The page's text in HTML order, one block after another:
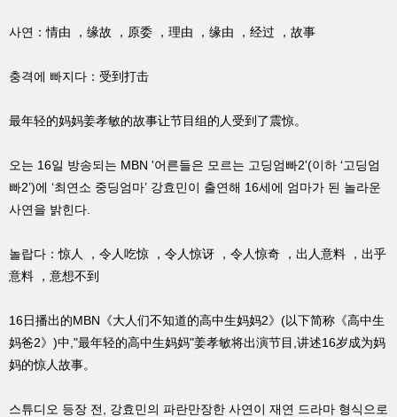
사연：情由 ，缘故 ，原委 ，理由 ，缘由 ，经过 ，故事
충격에 빠지다：受到打击
最年轻的妈妈姜孝敏的故事让节目组的人受到了震惊。
오는 16일 방송되는 MBN '어른들은 모르는 고딩엄빠2'(이하 ‘고딩엄
빠2’)에 ‘최연소 중딩엄마’ 강효민이 출연해 16세에 엄마가 된 놀라운
사연을 밝힌다.
놀랍다：惊人 ，令人吃惊 ，令人惊讶 ，令人惊奇 ，出人意料 ，出乎
意料 ，意想不到
16日播出的MBN《大人们不知道的高中生妈妈2》(以下简称《高中生
妈爸2》)中,"最年轻的高中生妈妈"姜孝敏将出演节目,讲述16岁成为妈
妈的惊人故事。
스튜디오 등장 전, 강효민의 파란만장한 사연이 재연 드라마 형식으로